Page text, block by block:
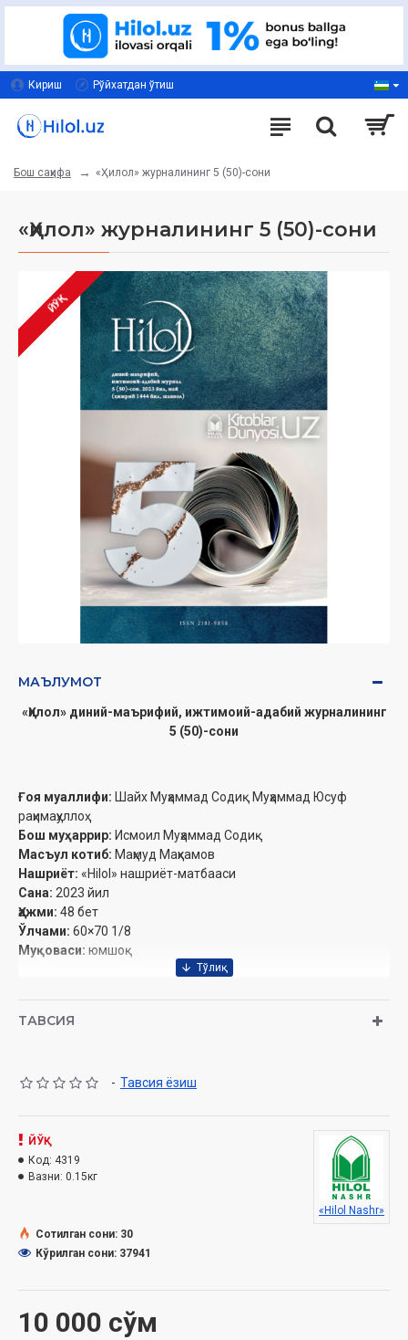
Кириш Рўйхатдан ўтиш
Бош саҳифа «Ҳилол» журналининг 5 (50)-сони
«Ҳилол» журналининг 5 (50)-сони
ЙЎҚ
МАЪЛУМОТ
«Ҳилол» диний-маърифий, ижтимоий-адабий журналининг
5 (50)-сони
Ғоя муаллифи: Шайх Муҳаммад Содиқ Муҳаммад Юсуф
раҳимаҳуллоҳ
Бош муҳаррир: Исмоил Муҳаммад Содиқ
Масъул котиб: Маҳмуд Маҳкамов
Нашриёт: «Hilol» нашриёт-матбааси‎
Сана: 2023 йил
Ҳажми: 48 бет‎
Ўлчами: 60×70 1/8
Муқоваси: юмшоқ
ВАСИЯТ
Мазҳаблар – Ислом хизматида
Пайғамбаримиз
Фаранг хонимнинг шукронаси
ТАВСИЯ
- Тавсия ёзиш
10 000 сўм
ЙЎҚ
Код: 4319
Вазни: 0.15кг
«Hilol Nashr»
Сотилган сони: 30
Кўрилган сони: 37941